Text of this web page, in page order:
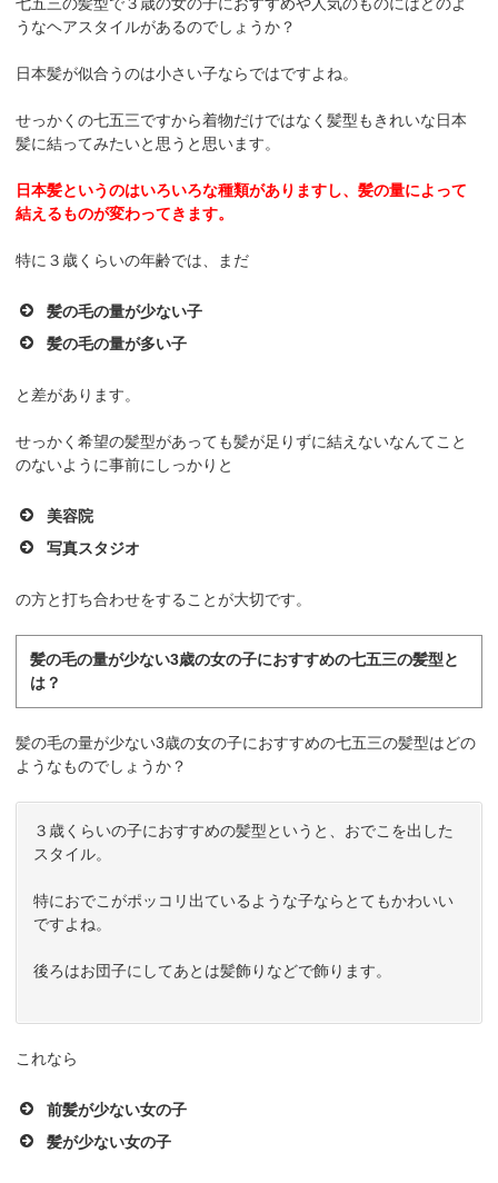
うなヘアスタイルがあるのでしょうか？
日本髪が似合うのは小さい子ならではですよね。
せっかくの七五三ですから着物だけではなく髪型もきれいな日本
髪に結ってみたいと思うと思います。
日本髪というのはいろいろな種類がありますし、髪の量によって
結えるものが変わってきます。
特に３歳くらいの年齢では、まだ
髪の毛の量が少ない子
髪の毛の量が多い子
と差があります。
せっかく希望の髪型があっても髪が足りずに結えないなんてこと
のないように事前にしっかりと
美容院
写真スタジオ
の方と打ち合わせをすることが大切です。
髪の毛の量が少ない3歳の女の子におすすめの七五三の髪型と
は？
髪の毛の量が少ない3歳の女の子におすすめの七五三の髪型はどの
ようなものでしょうか？
３歳くらいの子におすすめの髪型というと、おでこを出した
スタイル。
特におでこがポッコリ出ているような子ならとてもかわいい
ですよね。
後ろはお団子にしてあとは髪飾りなどで飾ります。
これなら
前髪が少ない女の子
髪が少ない女の子